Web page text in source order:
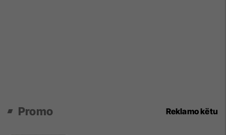
Promo Reklamo këtu